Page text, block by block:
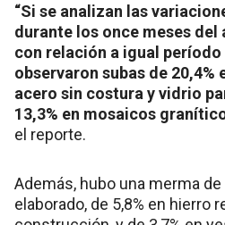
“Si se analizan las
durante los once meses del
con relación a igual
observaron subas de
acero sin costura y vidrio
13,3% en mosaicos
el reporte.
Además, hubo una merma
elaborado, de 5,8% en hierro